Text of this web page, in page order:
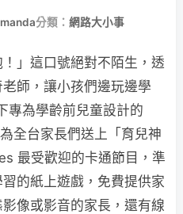
分類： 網路大小事
」這口號絕對不陌生，透
師，讓小孩們邊玩邊學
專為學齡前兒童設計的
全台家長們送上「育兒神
最受歡迎的卡通節目，準
的紙上遊戲，免費提供家
像或影音的家長，還有線